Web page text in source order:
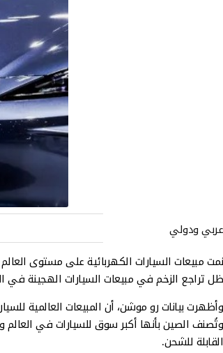
عربي ودولي
ظل تراجع الزخم في مبيعات السيارات الهجينة في
وأظهرت بيانات رو موشن، أن المبيعات العالمية للسيارات
وتُصنف الصين بأنها أكبر سوق للسيارات في العالم
القابلة للشحن.